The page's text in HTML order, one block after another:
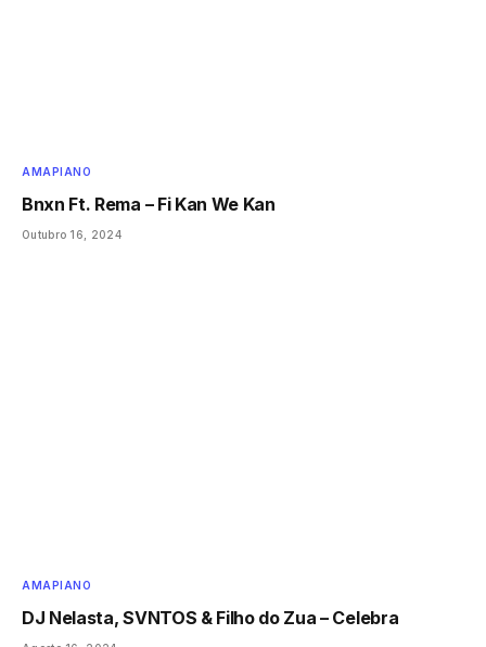
AMAPIANO
Bnxn Ft. Rema – Fi Kan We Kan
Outubro 16, 2024
AMAPIANO
DJ Nelasta, SVNTOS & Filho do Zua – Celebra